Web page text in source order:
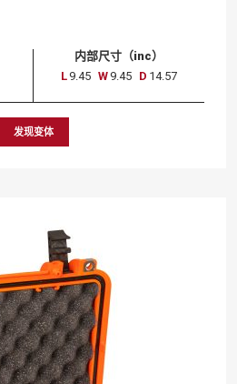
内部尺寸（inc）
L 9.45 W 9.45 D 14.57
发现变体